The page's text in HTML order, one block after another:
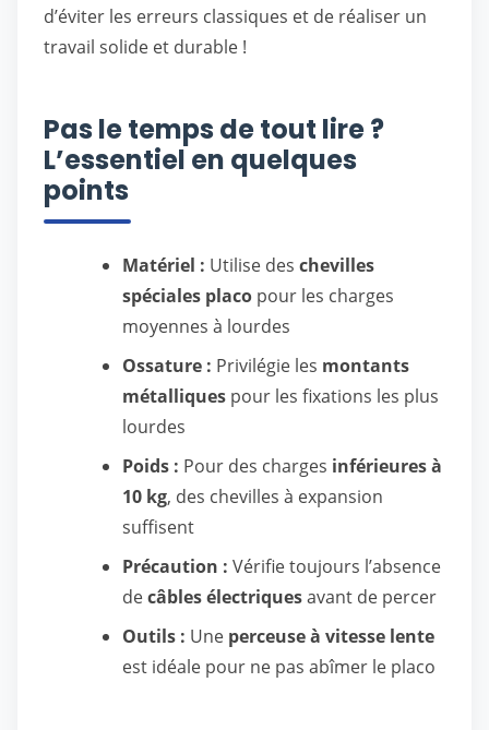
d’éviter les erreurs classiques et de réaliser un
travail solide et durable !
Pas le temps de tout lire ?
L’essentiel en quelques
points
Matériel : Utilise des chevilles
spéciales placo pour les charges
moyennes à lourdes
Ossature : Privilégie les montants
métalliques pour les fixations les plus
lourdes
Poids : Pour des charges inférieures à
10 kg, des chevilles à expansion
suffisent
Précaution : Vérifie toujours l’absence
decâbles électriquesavant de percer
Outils : Une perceuse à vitesse lente
est idéale pour ne pas abîmer le placo